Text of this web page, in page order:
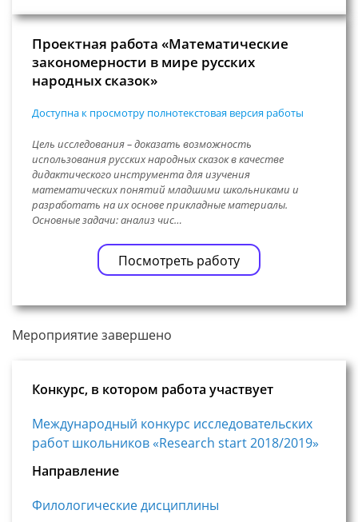
Проектная работа «Математические
закономерности в мире русских
народных сказок»
Доступна к просмотру полнотекстовая версия работы
Цель исследования – доказать возможность
использования русских народных сказок в качестве
дидактического инструмента для изучения
математических понятий младшими школьниками и
разработать на их основе прикладные материалы.
Основные задачи: анализ чис…
Посмотреть работу
Мероприятие завершено
Конкурс, в котором работа участвует
Международный конкурс исследовательских
работ школьников «Research start 2018/2019»
Направление
Филологические дисциплины